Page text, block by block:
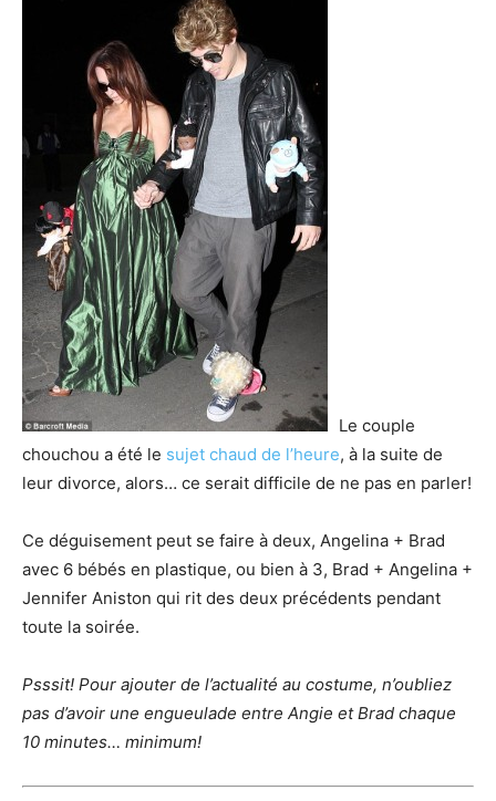
Le couple
chouchou a été le sujet chaud de l’heure, à la suite de
leur divorce, alors… ce serait difficile de ne pas en parler!
Ce déguisement peut se faire à deux, Angelina + Brad
avec 6 bébés en plastique, ou bien à 3, Brad + Angelina +
Jennifer Aniston qui rit des deux précédents pendant
toute la soirée.
Psssit! Pour ajouter de l’actualité au costume, n’oubliez
pas d’avoir une engueulade entre Angie et Brad chaque
10 minutes… minimum!